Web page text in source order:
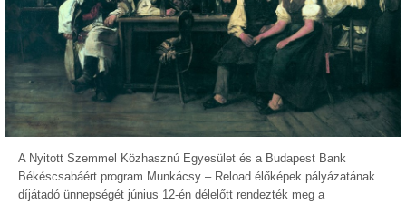
A Nyitott Szemmel Közhasznú Egyesület és a Budapest Bank
Békéscsabáért program Munkácsy – Reload élőképek pályázatának
díjátadó ünnepségét június 12-én délelőtt rendezték meg a